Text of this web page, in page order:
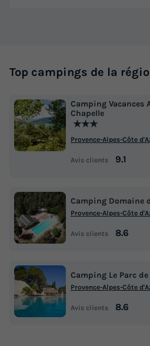
Modifier les dates
Top campings de la
Camping Vacances
Chapelle
★★★
Provence-Alpes-Côte
Avis clients 9.1
Camping Domaine
Provence-Alpes-Côte
Avis clients 8.6
Camping Le Parc
Provence-Alpes-Côte
Avis clients 8.6